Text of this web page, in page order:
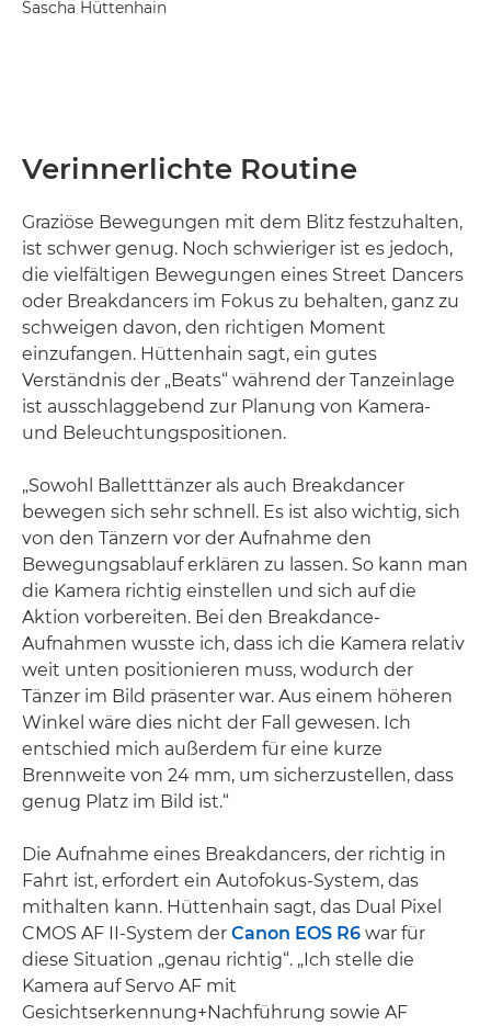
Sascha Hüttenhain
Verinnerlichte Routine
Graziöse Bewegungen mit dem Blitz festzuhalten,
ist schwer genug. Noch schwieriger ist es jedoch,
die vielfältigen Bewegungen eines Street Dancers
oder Breakdancers im Fokus zu behalten, ganz zu
schweigen davon, den richtigen Moment
einzufangen. Hüttenhain sagt, ein gutes
Verständnis der „Beats“ während der Tanzeinlage
ist ausschlaggebend zur Planung von Kamera-
und Beleuchtungspositionen.
„Sowohl Balletttänzer als auch Breakdancer
bewegen sich sehr schnell. Es ist also wichtig, sich
von den Tänzern vor der Aufnahme den
Bewegungsablauf erklären zu lassen. So kann man
die Kamera richtig einstellen und sich auf die
Aktion vorbereiten. Bei den Breakdance-
Aufnahmen wusste ich, dass ich die Kamera relativ
weit unten positionieren muss, wodurch der
Tänzer im Bild präsenter war. Aus einem höheren
Winkel wäre dies nicht der Fall gewesen. Ich
entschied mich außerdem für eine kurze
Brennweite von 24 mm, um sicherzustellen, dass
genug Platz im Bild ist.“
Die Aufnahme eines Breakdancers, der richtig in
Fahrt ist, erfordert ein Autofokus-System, das
mithalten kann. Hüttenhain sagt, das Dual Pixel
CMOS AF II-System der Canon EOS R6 war für
diese Situation „genau richtig“. „Ich stelle die
Kamera auf Servo AF mit
Gesichtserkennung+Nachführung sowie AF